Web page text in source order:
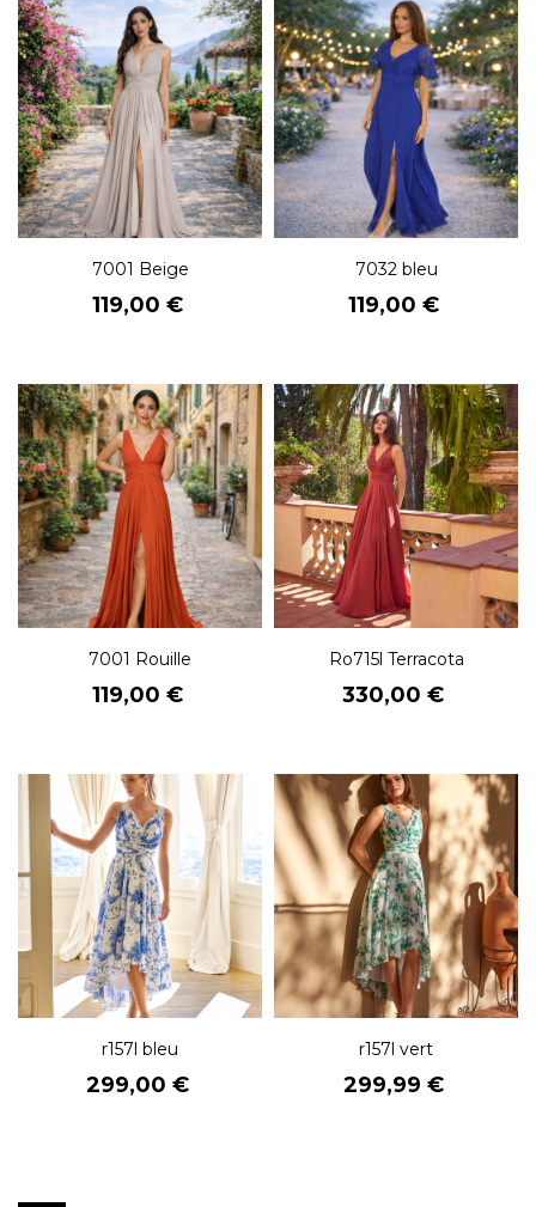
7001 Beige
Prix
119,00 €
7032 bleu
Prix
119,00 €
7001 Rouille
Prix
119,00 €
Ro715l Terracota
Prix
330,00 €
r157l bleu
Prix
299,00 €
r157l vert
Prix
299,99 €